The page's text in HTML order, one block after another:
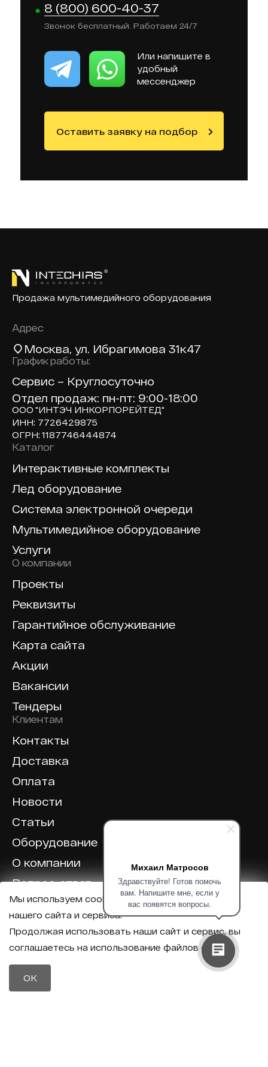
Михаил Матросов
Здравствуйте! Готов помочь
вам. Напишите мне, если у
вас появятся вопросы.
8 (800) 600-40-37
Звонок бесплатный. Работаем 24/7
Или напишите в
удобный
мессенджер
Оставить заявку на подбор
Продажа мультимедийного оборудования
Адрес
Москва, ул. Ибрагимова 31к47
График работы:
Сервис – Круглосуточно
Отдел продаж: пн-пт: 9:00-18:00
ООО "ИНТЭЧ ИНКОРПОРЕЙТЕД"
ИНН: 7726429875
ОГРН: 1187746444874
Доп навигация по сайту
Каталог
Интерактивные комплекты
Лед оборудование
Система электронной очереди
Мультимедийное оборудование
Услуги
О компании
Проекты
Реквизиты
Гарантийное обслуживание
Карта сайта
Акции
Вакансии
Тендеры
Клиентам
Контакты
Доставка
Оплата
Новости
Статьи
Оборудование
О компании
Вопрос-ответ
Отзывы
Политика конфиденциальности
Политика обработки персональных данных
8 (800) 600-40-37
Мы используем cookie для корректной работы
нашего сайта и сервиса.
Продолжая использовать наши сайт и сервис, вы
соглашаетесь на использование файлов cookie.
OK